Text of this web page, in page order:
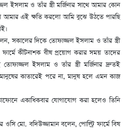
ইসলাম ও তাঁর স্ত্রী মর্জিনার সাথে আমার কোন
আমার এই ক্ষতি করলো আমি বুঝে উঠতে পারছি
সকালের দিকে তোফাজ্জল ইসলাম ও তাঁর স্ত্রী
ফার্মে কীটনাশক বীষ প্রয়োগ করার সময় তাদের
ইসলাম ও তাঁর স্ত্রী মর্জিনার দ্রুতই
কাতারেই পরে না, মানুষ হলে এমন কাজ
একাধিকবার যোগাযোগ করা হলেও তিনি
মো. বদিউজ্জামান বলেন, পোল্ট্রি ফার্মে বিষ